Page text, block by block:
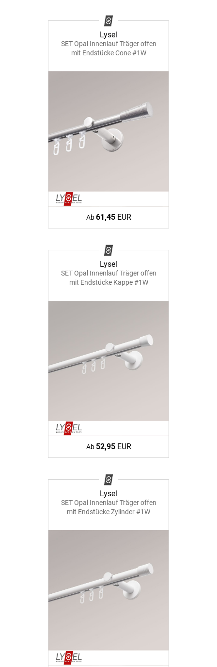
Lysel
SET Opal Innenlauf Träger offen
mit Endstücke Cone #1W
Ab61,45EUR
Lysel
SET Opal Innenlauf Träger offen
mit Endstücke Kappe #1W
Ab 52,95EUR
Lysel
SET Opal Innenlauf Träger offen
mit Endstücke Zylinder #1W